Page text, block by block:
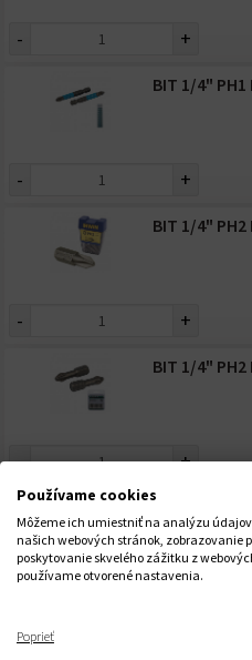
- +
BIT 1/4" PH1
- +
BIT 1/4" PH2
- +
BIT 1/4" PH2
- +
BIT 1/4" PH2
BIT 1/4" PH2
Používame cookies
Môžeme ich umiestniť na analýzu
našich webových stránok, zobrazovanie
poskytovanie skvelého zážitku z
používame otvorené nastavenia.
Poprieť